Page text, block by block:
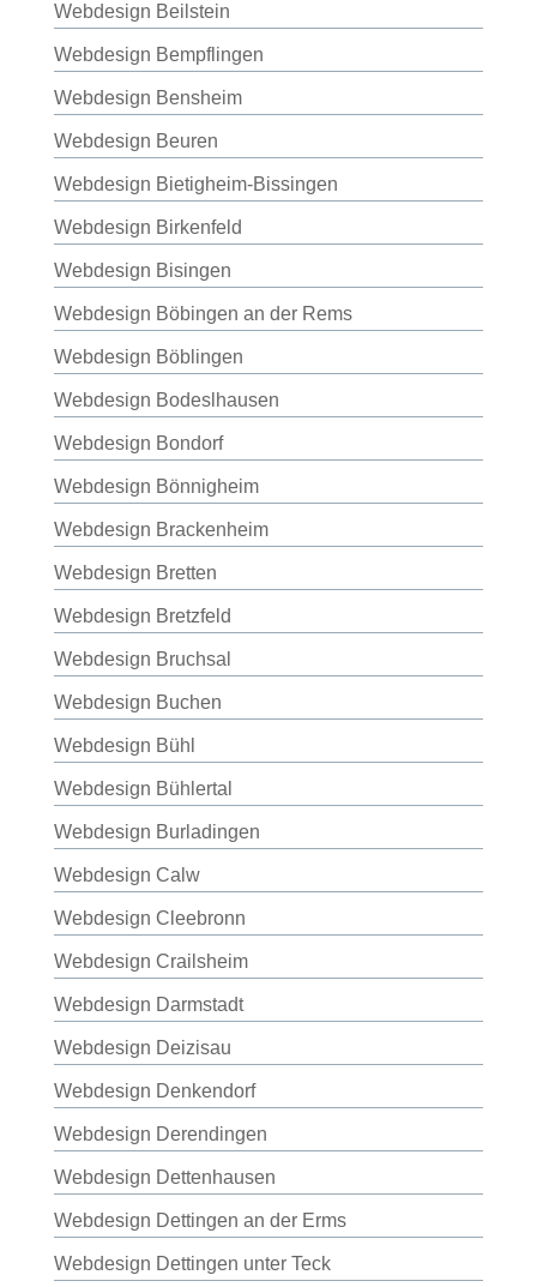
Webdesign Beilstein
Webdesign Bempflingen
Webdesign Bensheim
Webdesign Beuren
Webdesign Bietigheim-Bissingen
Webdesign Birkenfeld
Webdesign Bisingen
Webdesign Böbingen an der Rems
Webdesign Böblingen
Webdesign Bodeslhausen
Webdesign Bondorf
Webdesign Bönnigheim
Webdesign Brackenheim
Webdesign Bretten
Webdesign Bretzfeld
Webdesign Bruchsal
Webdesign Buchen
Webdesign Bühl
Webdesign Bühlertal
Webdesign Burladingen
Webdesign Calw
Webdesign Cleebronn
Webdesign Crailsheim
Webdesign Darmstadt
Webdesign Deizisau
Webdesign Denkendorf
Webdesign Derendingen
Webdesign Dettenhausen
Webdesign Dettingen an der Erms
Webdesign Dettingen unter Teck